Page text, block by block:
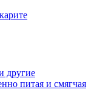
другие
питая и смягчая